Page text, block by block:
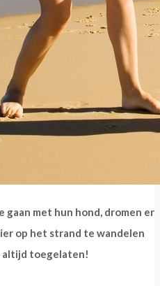
gaan met hun hond, dromen er
op het strand te wandelen
altijd toegelaten!